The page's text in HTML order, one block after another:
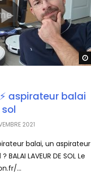
aspirateur balai
2021
balai, un aspirateur
LAVEUR DE SOL Le
...